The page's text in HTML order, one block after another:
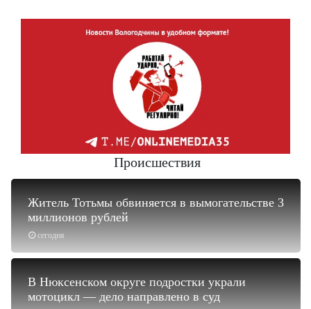
Происшествия
сегодня
Житель Тотьмы обвиняется в вымогательстве 3
миллионов рублей
В Нюксенском округе подростки украли
мотоцикл — дело направлено в суд